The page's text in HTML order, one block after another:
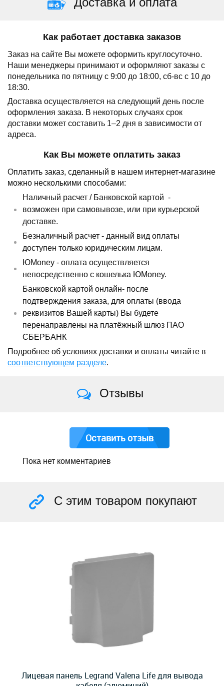
Как работает доставка заказов
Заказ на сайте Вы можете оформить круглосуточно.
Наши менеджеры принимают и оформляют заказы с
понедельника по пятницу с 9:00 до 18:00, сб-вс с 10 до
18:30.
Доставка осуществляется на следующий день после
оформления заказа. В некоторых случаях срок
доставки может составить 1–2 дня в зависимости от
адреса.
Как Вы можете оплатить заказ
Оплатить заказ, сделанный в нашем интернет-магазине
можно несколькими способами:
Наличный расчет / Банковской картой -
возможен при самовывозе, или при курьерской
доставке.
Безналичный расчет - данный вид оплаты
доступен только юридическим лицам.
ЮMoney - оплата осуществляется
непосредственно с кошелька ЮMoney.
Банковской картой онлайн- после
подтверждения заказа, для оплаты (ввода
реквизитов Вашей карты) Вы будете
перенаправлены на платёжный шлюз ПАО
СБЕРБАНК
Подробнее об условиях доставки и оплаты читайте в
соответствующем разделе.
Отзывы
Оставить отзыв
Пока нет комментариев
С этим товаром покупают
Лицевая панель Legrand Valena Life для вывода